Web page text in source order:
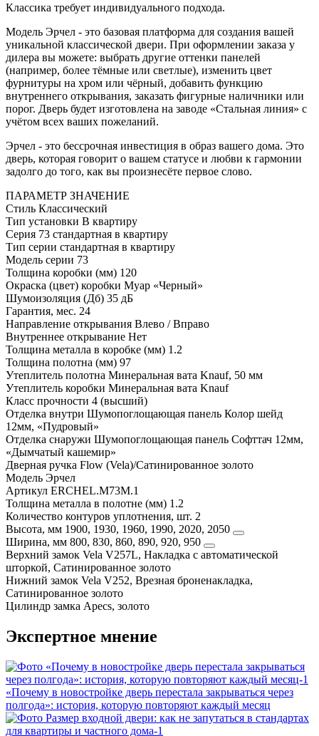
Классика требует индивидуального подхода.
Модель Эрчел - это базовая платформа для создания вашей
уникальной классической двери. При оформлении заказа у
дилера вы можете: выбрать другие оттенки панелей
(например, более тёмные или светлые), изменить цвет
фурнитуры на хром или чёрный, добавить функцию
внутреннего открывания, заказать фигурные наличники или
порог. Дверь будет изготовлена на заводе «Стальная линия» с
учётом всех ваших пожеланий.
Эрчел - это бессрочная инвестиция в образ вашего дома. Это
дверь, которая говорит о вашем статусе и любви к гармонии
задолго до того, как вы произнесёте первое слово.
ПАРАМЕТР ЗНАЧЕНИЕ
Стиль Классический
Тип установки В квартиру
Серия 73 стандартная в квартиру
Тип серии стандартная в квартиру
Модель серии 73
Толщина коробки (мм) 120
Окраска (цвет) коробки Муар «Черный»
Шумоизоляция (Дб) 35 дБ
Гарантия, мес. 24
Направление открывания Влево / Вправо
Внутреннее открывание Нет
Толщина металла в коробке (мм) 1.2
Толщина полотна (мм) 97
Утеплитель полотна Минеральная вата Knauf, 50 мм
Утеплитель коробки Минеральная вата Knauf
Класс прочности 4 (высший)
Отделка внутри Шумопоглощающая панель Колор шейд
12мм, «Пудровый»
Отделка снаружи Шумопоглощающая панель Софттач 12мм,
«Дымчатый кашемир»
Дверная ручка Flow (Vela)/Сатинированное золото
Модель Эрчел
Артикул ERCHEL.M73M.1
Толщина металла в полотне (мм) 1.2
Количество контуров уплотнения, шт. 2
Высота, мм 1900, 1930, 1960, 1990, 2020, 2050
Ширина, мм 800, 830, 860, 890, 920, 950
Верхний замок Vela V257L, Накладка с автоматической
шторкой, Сатинированное золото
Нижний замок Vela V252, Врезная броненакладка,
Сатинированное золото
Цилиндр замка Apecs, золото
Экспертное мнение
«Почему в новостройке дверь перестала закрываться через
полгода»: история, которую повторяют каждый месяц